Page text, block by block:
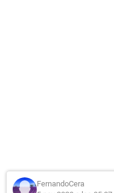
FernandoCera